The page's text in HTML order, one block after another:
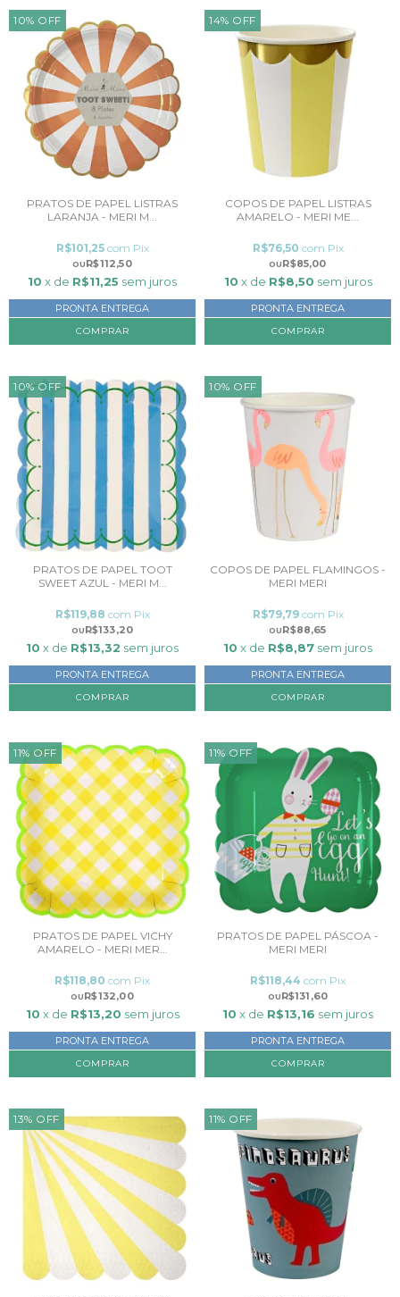
10% OFF
PRATOS DE PAPEL LISTRAS
LARANJA - MERI M...
R$112,50
R$101,25 com Pix
10 x de R$11,25 sem juros
PRONTA ENTREGA
14% OFF
COPOS DE PAPEL LISTRAS
AMARELO - MERI ME...
R$85,00
R$76,50 com Pix
10 x de R$8,50 sem juros
PRONTA ENTREGA
10% OFF
PRATOS DE PAPEL TOOT
SWEET AZUL - MERI M...
R$133,20
R$119,88 com Pix
10 x de R$13,32 sem juros
PRONTA ENTREGA
10% OFF
COPOS DE PAPEL FLAMINGOS -
MERI MERI
R$88,65
R$79,79 com Pix
10 x de R$8,87 sem juros
PRONTA ENTREGA
11%OFF
PRATOS DE PAPEL VICHY
AMARELO - MERI MER...
R$132,00
R$118,80 com Pix
10 x de R$13,20 sem juros
PRONTA ENTREGA
11% OFF
PRATOS DE PAPEL PÁSCOA -
MERI MERI
R$131,60
R$118,44 com Pix
10 x de R$13,16 sem juros
PRONTA ENTREGA
13% OFF 11% OFF